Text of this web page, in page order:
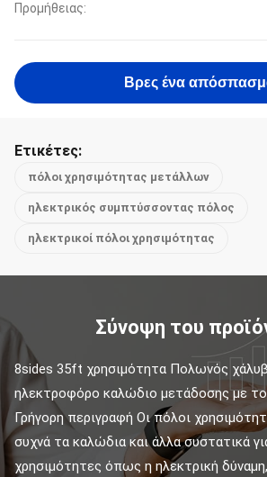
Προμήθειας:
Βρες ένα
Ετικέτες:
πόλοι χρησιμότητας μετάλλων
ηλεκτρικός συμπτύσσοντας πόλος
ηλεκτρικοί πόλοι χρησιμότητας
Σύνοψη του
8sides 35ft χρησιμότητα Πολωνός
ηλεκτροφόρο καλώδιο μετάδοσης με
Γρήγορη περιγραφή Οι πόλοι
συχνά τα καλώδια και άλλα συστατικά
χρησιμότητες όπως η ηλεκτρική